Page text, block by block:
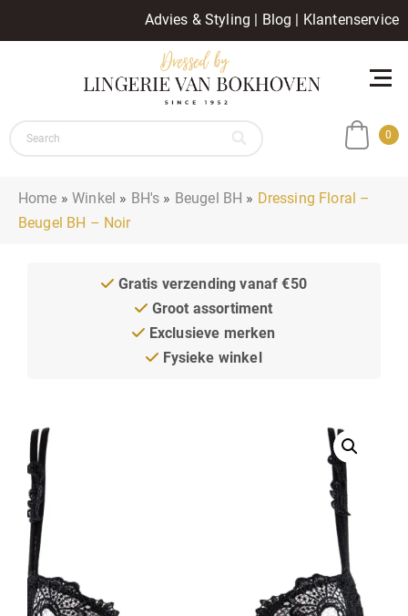
Advies & Styling | Blog | Klantenservice
0
Home »Winkel » BH's » Beugel BH » Dressing Floral –
Beugel BH – Noir
Gratis verzending vanaf €50
Groot assortiment
Exclusieve merken
Fysieke winkel